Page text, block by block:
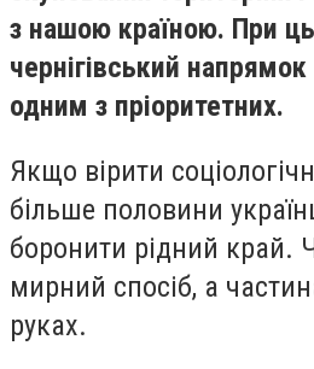
з нашою країною. При
чернігівський
одним з пріоритетних.
Якщо вірити
більше половини
боронити рідний край.
мирний спосіб, а
руках.